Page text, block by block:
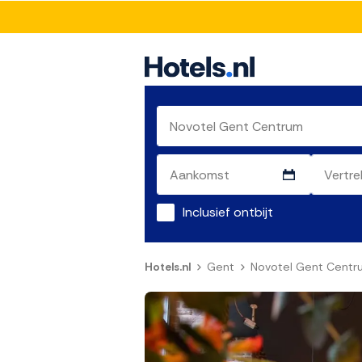
Inclusief ontbijt
Hotels.nl Gent Novotel Gent